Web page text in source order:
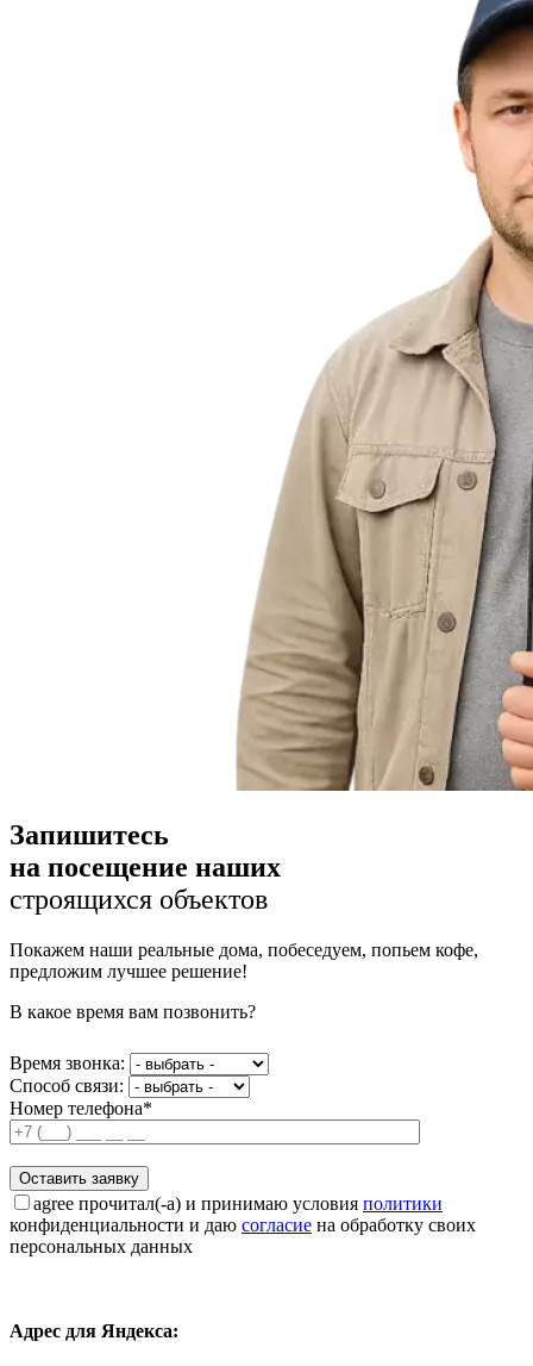
Запишитесь
на посещение наших
строящихся объектов
Покажем наши реальные дома, побеседуем, попьем кофе,
предложим лучшее решение!
В какое время вам позвонить?
Время звонка:
Способ связи:
Номер телефона*
agree прочитал(-а) и принимаю условия политики
конфиденциальности и даю согласие на обработку своих
персональных данных
Адрес для Яндекса: